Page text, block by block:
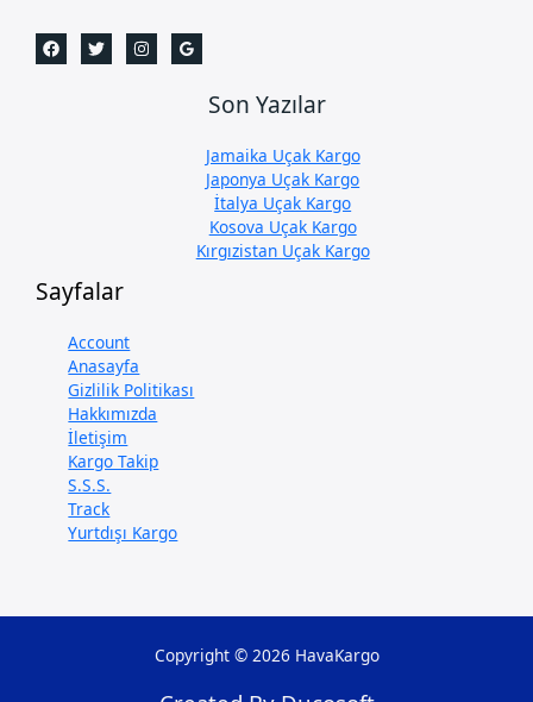
Son Yazılar
Jamaika Uçak Kargo
Japonya Uçak Kargo
İtalya Uçak Kargo
Kosova Uçak Kargo
Kırgızistan Uçak Kargo
Sayfalar
Account
Anasayfa
Gizlilik Politikası
Hakkımızda
İletişim
Kargo Takip
S.S.S.
Track
Yurtdışı Kargo
Copyright © 2026 HavaKargo